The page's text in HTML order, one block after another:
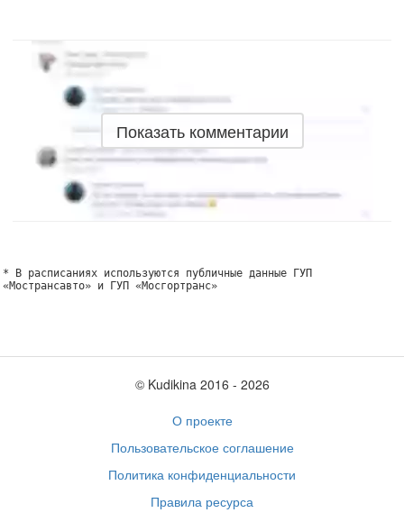
Показать комментарии
* В расписаниях используются публичные данные ГУП
«Мострансавто» и ГУП «Мосгортранс»
© Kudikina 2016 ‐ 2026
О проекте
Пользовательское соглашение
Политика конфиденциальности
Правила ресурса